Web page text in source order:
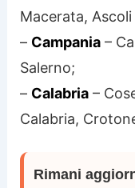
Macerata,
– Campania –
Salerno;
– Calabria –
Calabria,
Rimani